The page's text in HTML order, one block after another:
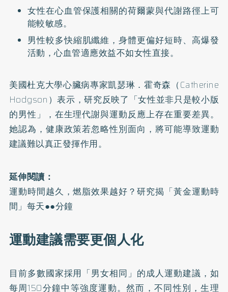
女性在心血管保護相關的荷爾蒙與代謝路徑上可
能較敏感。
男性較多快縮肌纖維，身體更偏好短時、高爆發
活動，心血管適應效益不如女性直接。
美國杜克大學心臟病專家凱瑟琳．霍奇森（Catherine
Hodgson）表示，研究反映了「女性並非只是較小版
的男性」，在生理代謝與運動反應上存在重要差異。
她認為，健康政策若忽略性別面向，將可能導致運動
建議難以真正發揮作用。
延伸閱讀：
運動時間越久，燃脂效果越好？研究揭「黃金運動時
間」每天●●分鐘
運動建議需要更個人化
目前多數國家採用「男女相同」的成人運動建議，如
每周150分鐘中等強度運動。然而，不同性別，生理